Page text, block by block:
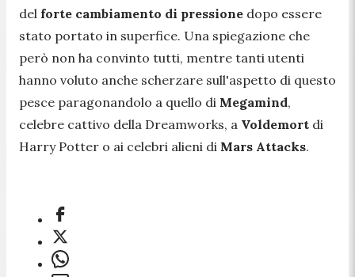
del forte cambiamento di pressione dopo essere
stato portato in superfice. Una spiegazione che
però non ha convinto tutti, mentre tanti utenti
hanno voluto anche scherzare sull'aspetto di questo
pesce paragonandolo a quello di Megamind,
celebre cattivo della Dreamworks, a Voldemort di
Harry Potter o ai celebri alieni di Mars Attacks.